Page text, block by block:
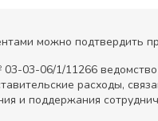
можно подтвердить
03-06/1/11266
расходы,
и поддержания